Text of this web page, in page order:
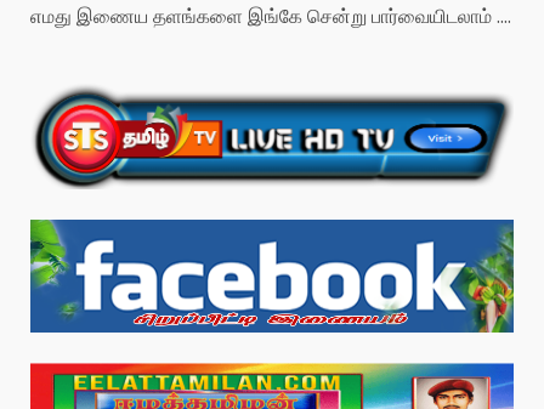
எமது இணைய தளங்களை இங்கே சென்று பார்வையிடலாம் ....